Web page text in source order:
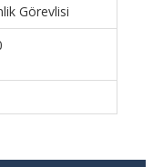
Görevlisi